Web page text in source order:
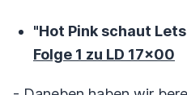
"Hot Pink schaut
Folge 1 zu LD 17x00